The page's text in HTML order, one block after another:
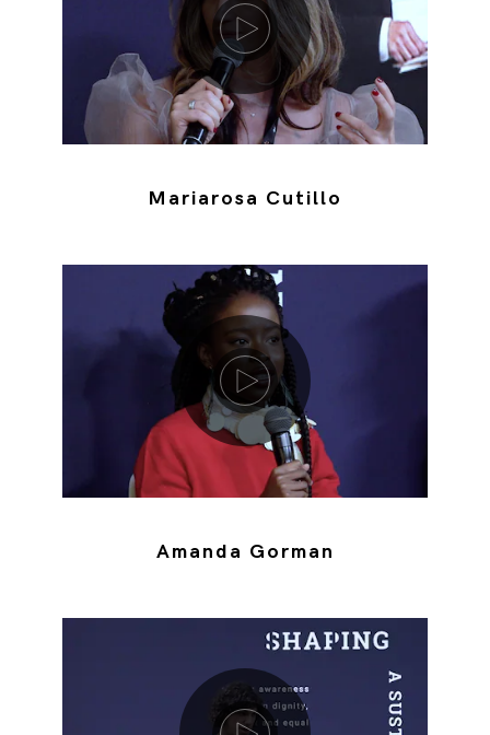
Mariarosa Cutillo
Riproduci video
Amanda Gorman
Riproduci video